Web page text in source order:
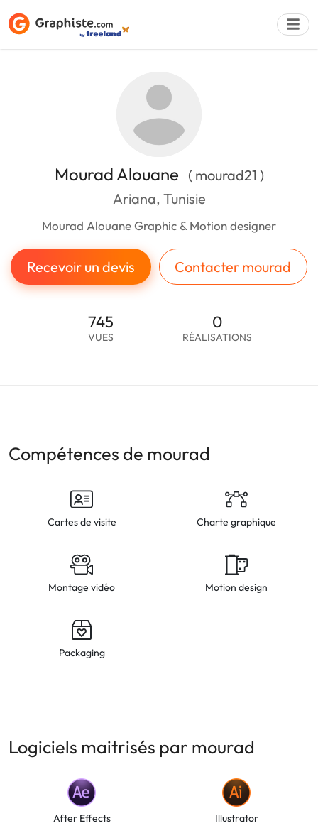
Mourad Alouane ( mourad21 )
Ariana, Tunisie
Mourad Alouane Graphic & Motion designer
Recevoir un devis Contacter mourad
745
VUES
0
RÉALISATIONS
Compétences de mourad
Cartes de visite Charte graphique
Montage vidéo Motion design
Packaging
Logiciels maitrisés par mourad
After Effects Illustrator